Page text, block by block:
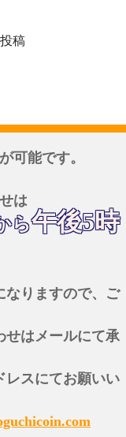
稿
可能です。
は
ら午後5時
なりますので、ご
せはメールにて承
レスにてお願いい